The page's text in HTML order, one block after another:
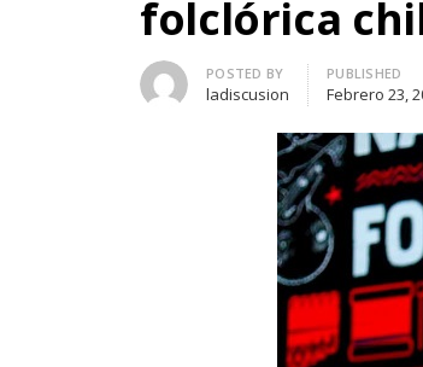
folclórica
Author
POSTED BY
ladiscusion
PUBLISHED
Febrero 23,